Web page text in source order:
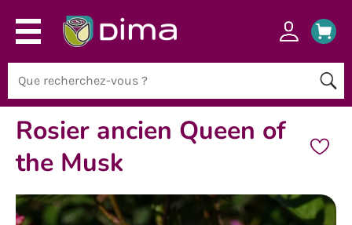
Rosier ancien Queen of
the Musk